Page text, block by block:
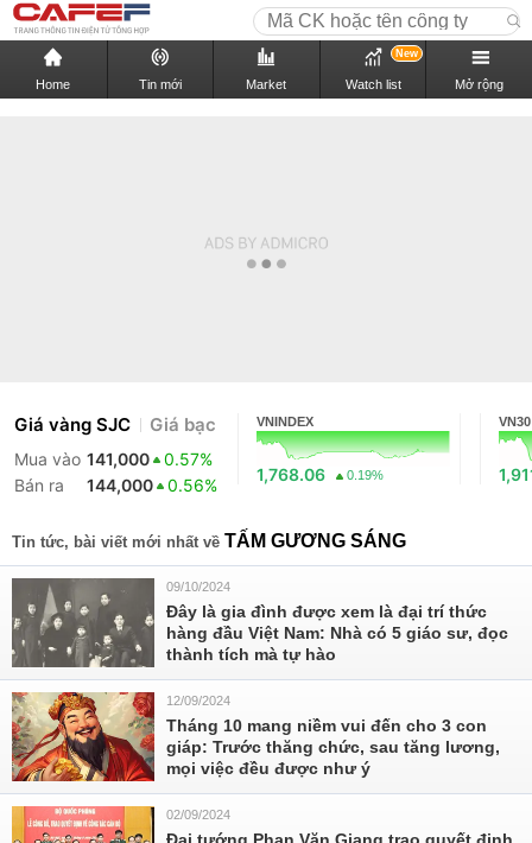
Home Tin mới Market Watch list
New
Mở rộng
Giá vàng SJC Giá bạc
Mua vào 141,000
0.57%
Bán ra
144,000 0.56%
VNINDEX
1,768.06 0.19%
VN30
Tin tức, bài viết mới nhất về TẤM GƯƠNG SÁNG
09/10/2024
Đây là gia đình được xem là đại trí thức
hàng đầu Việt Nam: Nhà có 5 giáo sư, đọc
thành tích mà tự hào
12/09/2024
Tháng 10 mang niềm vui đến cho 3 con
giáp: Trước thăng chức, sau tăng lương,
mọi việc đều được như ý
02/09/2024